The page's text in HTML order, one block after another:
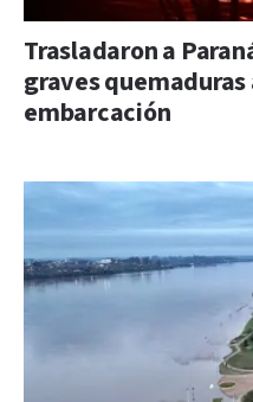
Trasladaron a
graves
embarcación